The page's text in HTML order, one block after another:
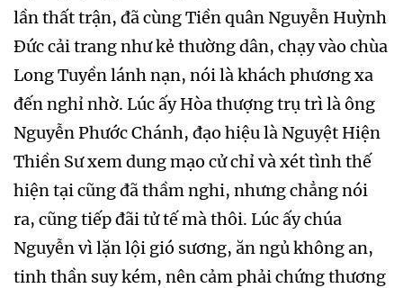
lần thất trận, đã cùng Tiền quân Nguyễn Huỳnh
Đức cải trang như kẻ thường dân, chạy vào chùa
Long Tuyền lánh nạn, nói là khách phương xa
đến nghỉ nhờ. Lúc ấy Hòa thượng trụ trì là ông
Nguyễn Phước Chánh, đạo hiệu là Nguyệt Hiện
Thiền Sư xem dung mạo cử chỉ và xét tình thế
hiện tại cũng đã thầm nghi, nhưng chẳng nói
ra, cũng tiếp đãi tử tế mà thôi. Lúc ấy chúa
Nguyễn vì lặn lội gió sương, ăn ngủ không an,
tinh thần suy kém, nên cảm phải chứng thương